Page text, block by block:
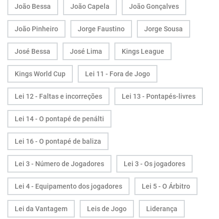
João Bessa João Capela João Gonçalves
João Pinheiro Jorge Faustino Jorge Sousa
José Bessa José Lima Kings League
Kings World Cup Lei 11 - Fora de Jogo
Lei 12 - Faltas e incorreções Lei 13 - Pontapés-livres
Lei 14 - O pontapé de penálti
Lei 16 - O pontapé de baliza
Lei 3 - Número de Jogadores Lei 3 - Os jogadores
Lei 4 - Equipamento dos jogadores Lei 5 - O Árbitro
Lei da Vantagem Leis de Jogo Liderança